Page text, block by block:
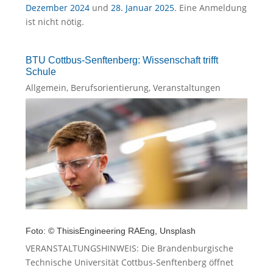
Dezember 2024 und 28. Januar 2025. Eine Anmeldung
ist nicht nötig.
BTU Cottbus-Senftenberg: Wissenschaft trifft
Schule
Allgemein, Berufsorientierung, Veranstaltungen
Foto: © ThisisEngineering RAEng, Unsplash
VERANSTALTUNGSHINWEIS: Die Brandenburgische
Technische Universität Cottbus-Senftenberg öffnet